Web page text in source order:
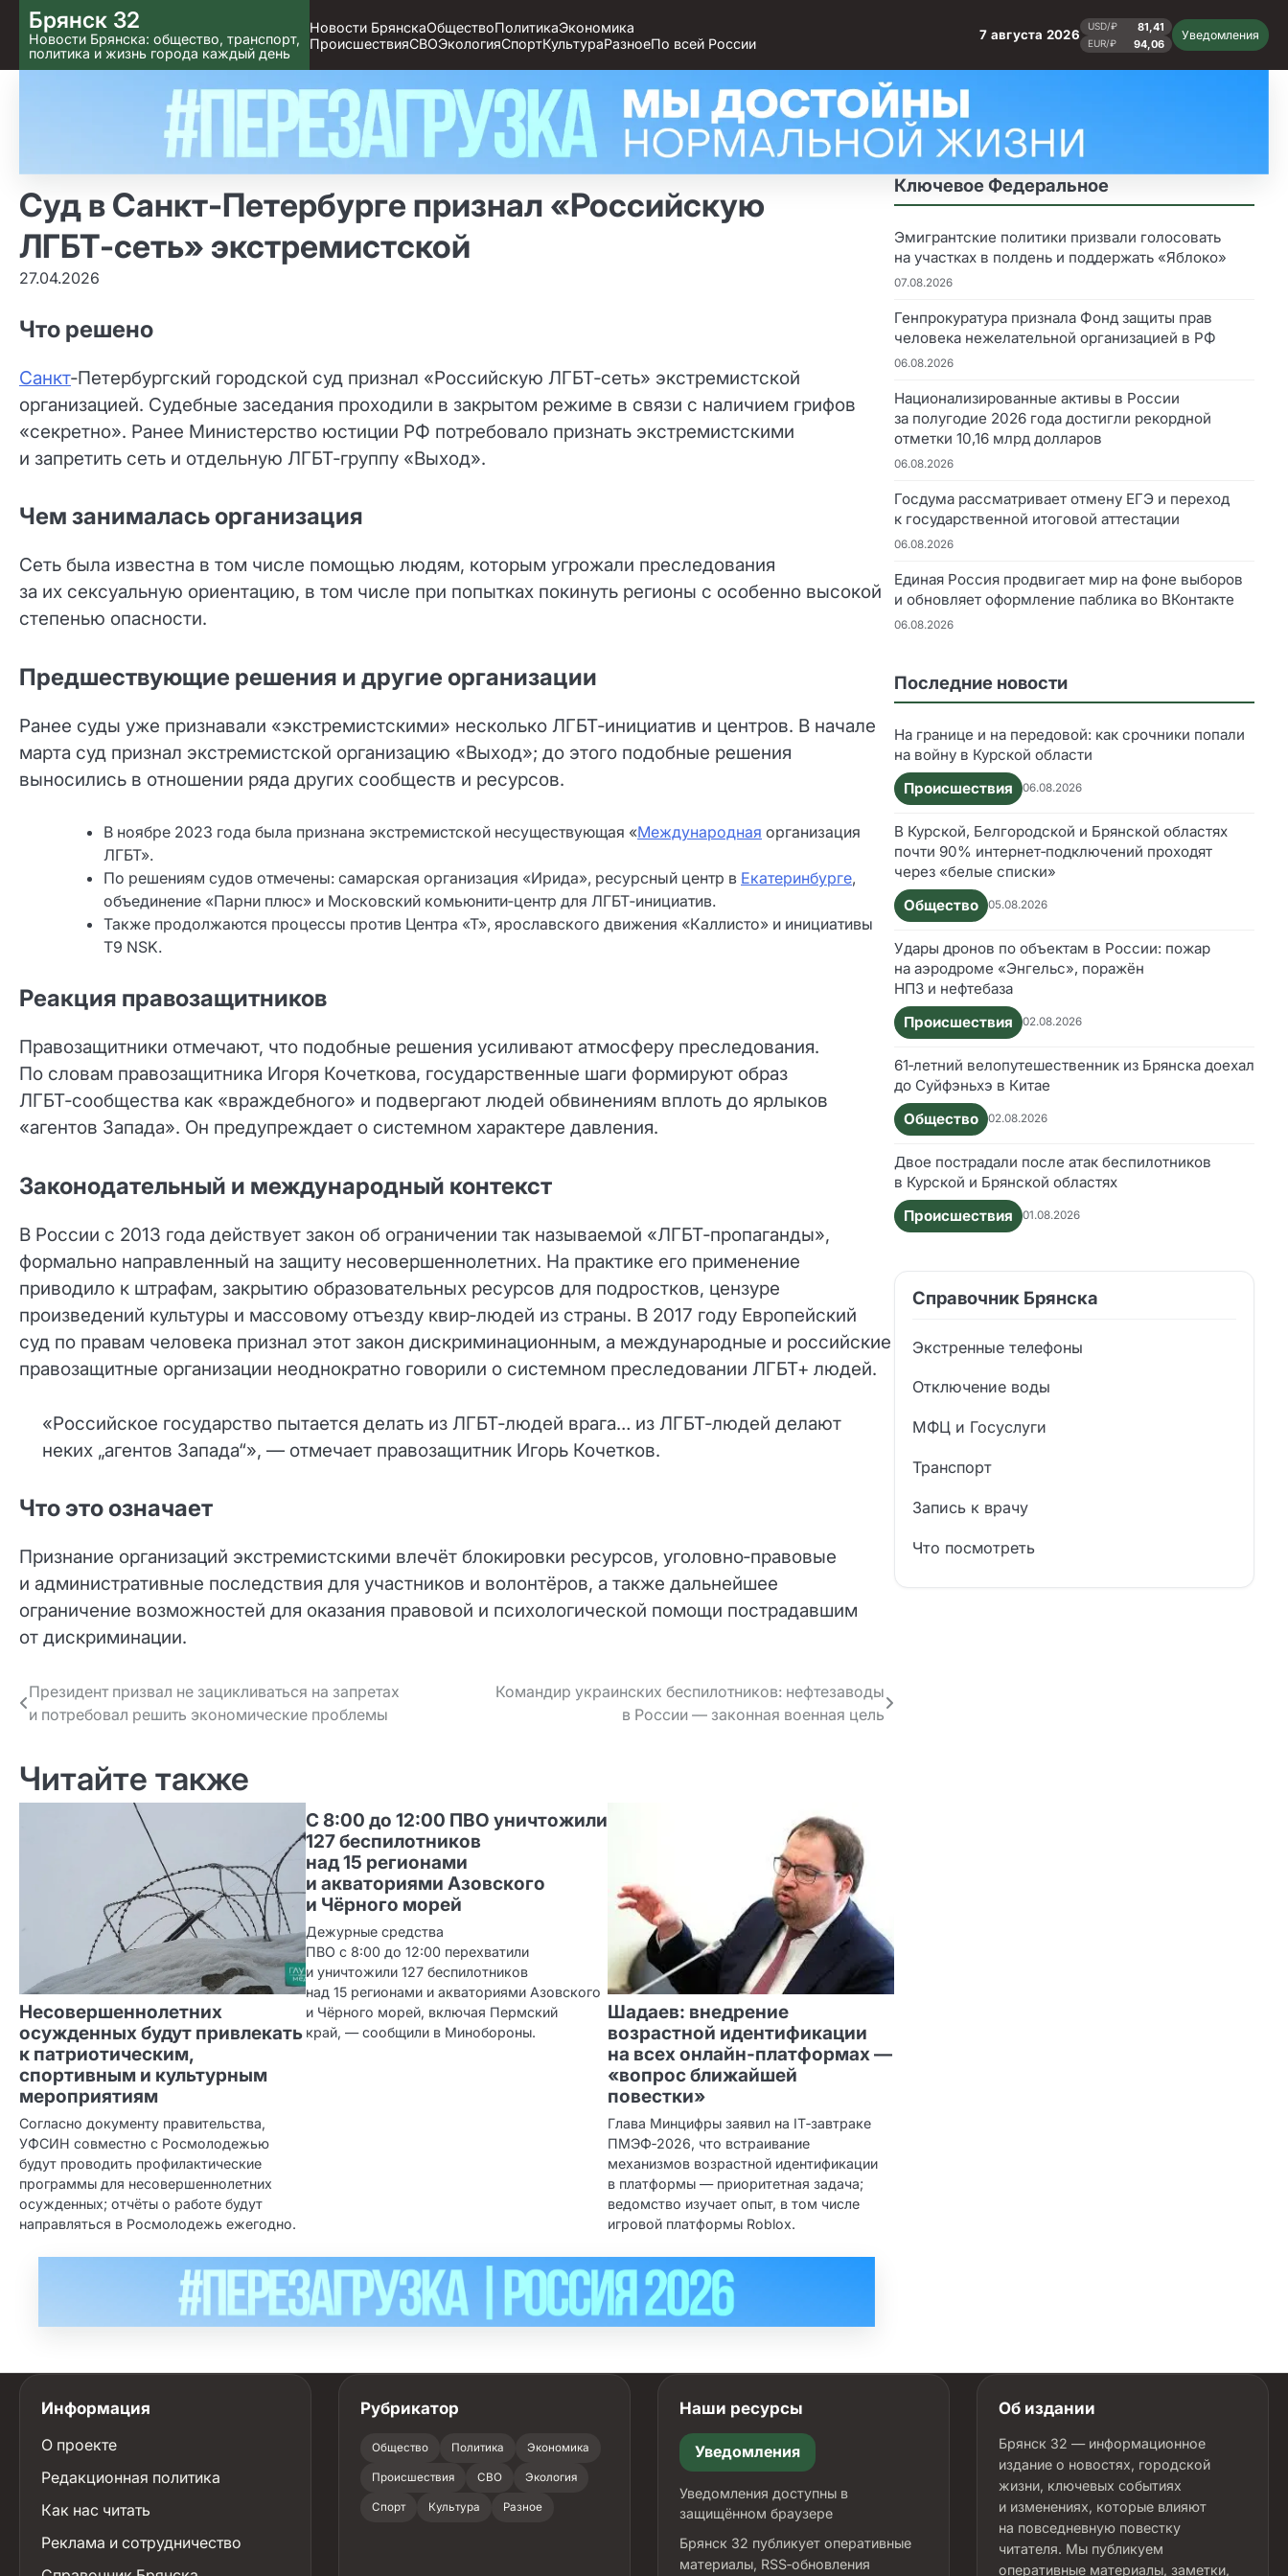
Skip
to content
Брянск 32
Новости Брянска: общество, транспорт,
политика и жизнь города каждый день
Новости БрянскаОбществоПолитикаЭкономика
ПроисшествияСВОЭкологияСпортКультураРазноеПо всей России
7 августа 2026
USD/₽ 81,41
EUR/₽ 94,06
Уведомления
Суд в Санкт‑Петербурге признал «Российскую
ЛГБТ‑сеть» экстремистской
27.04.2026
Что решено
Санкт‑Петербургский городской суд признал «Российскую ЛГБТ‑сеть» экстремистской
организацией. Судебные заседания проходили в закрытом режиме в связи с наличием грифов
«секретно». Ранее Министерство юстиции РФ потребовало признать экстремистскими
и запретить сеть и отдельную ЛГБТ‑группу «Выход».
Чем занималась организация
Сеть была известна в том числе помощью людям, которым угрожали преследования
за их сексуальную ориентацию, в том числе при попытках покинуть регионы с особенно высокой
степенью опасности.
Предшествующие решения и другие организации
Ранее суды уже признавали «экстремистскими» несколько ЛГБТ‑инициатив и центров. В начале
марта суд признал экстремистской организацию «Выход»; до этого подобные решения
выносились в отношении ряда других сообществ и ресурсов.
В ноябре 2023 года была признана экстремистской несуществующая «Международная организация
ЛГБТ».
По решениям судов отмечены: самарская организация «Ирида», ресурсный центр в Екатеринбурге,
объединение «Парни плюс» и Московский комьюнити‑центр для ЛГБТ‑инициатив.
Также продолжаются процессы против Центра «Т», ярославского движения «Каллисто» и инициативы
T9 NSK.
Реакция правозащитников
Правозащитники отмечают, что подобные решения усиливают атмосферу преследования.
По словам правозащитника Игоря Кочеткова, государственные шаги формируют образ
ЛГБТ‑сообщества как «враждебного» и подвергают людей обвинениям вплоть до ярлыков
«агентов Запада». Он предупреждает о системном характере давления.
Законодательный и международный контекст
В России с 2013 года действует закон об ограничении так называемой «ЛГБТ‑пропаганды»,
формально направленный на защиту несовершеннолетних. На практике его применение
приводило к штрафам, закрытию образовательных ресурсов для подростков, цензуре
произведений культуры и массовому отъезду квир‑людей из страны. В 2017 году Европейский
суд по правам человека признал этот закон дискриминационным, а международные и российские
правозащитные организации неоднократно говорили о системном преследовании ЛГБТ+ людей.
«Российское государство пытается делать из ЛГБТ‑людей врага… из ЛГБТ‑людей делают
неких „агентов Запада“», — отмечает правозащитник Игорь Кочетков.
Что это означает
Признание организаций экстремистскими влечёт блокировки ресурсов, уголовно‑правовые
и административные последствия для участников и волонтёров, а также дальнейшее
ограничение возможностей для оказания правовой и психологической помощи пострадавшим
от дискриминации.
Навигация
по записям
Президент призвал не зацикливаться на запретах
и потребовал решить экономические проблемы
Командир украинских беспилотников: нефтезаводы
в России — законная военная цель
Читайте также
Несовершеннолетних
осужденных будут привлекать
к патриотическим,
спортивным и культурным
мероприятиям
Согласно документу правительства,
УФСИН совместно с Росмолодежью
будут проводить профилактические
программы для несовершеннолетних
осужденных; отчёты о работе будут
направляться в Росмолодежь ежегодно.
С 8:00 до 12:00 ПВО уничтожили
127 беспилотников
над 15 регионами
и акваториями Азовского
и Чёрного морей
Дежурные средства
ПВО с 8:00 до 12:00 перехватили
и уничтожили 127 беспилотников
над 15 регионами и акваториями Азовского
и Чёрного морей, включая Пермский
край, — сообщили в Минобороны.
Шадаев: внедрение
возрастной идентификации
на всех онлайн‑платформах —
«вопрос ближайшей
повестки»
Глава Минцифры заявил на IT‑завтраке
ПМЭФ‑2026, что встраивание
механизмов возрастной идентификации
в платформы — приоритетная задача;
ведомство изучает опыт, в том числе
игровой платформы Roblox.
Ключевое Федеральное
Эмигрантские политики призвали голосовать
на участках в полдень и поддержать «Яблоко»
07.08.2026
Генпрокуратура признала Фонд защиты прав
человека нежелательной организацией в РФ
06.08.2026
Национализированные активы в России
за полугодие 2026 года достигли рекордной
отметки 10,16 млрд долларов
06.08.2026
Госдума рассматривает отмену ЕГЭ и переход
к государственной итоговой аттестации
06.08.2026
Единая Россия продвигает мир на фоне выборов
и обновляет оформление паблика во ВКонтакте
06.08.2026
Последние новости
На границе и на передовой: как срочники попали
на войну в Курской области
Происшествия
06.08.2026
В Курской, Белгородской и Брянской областях
почти 90% интернет‑подключений проходят
через «белые списки»
Общество
05.08.2026
Удары дронов по объектам в России: пожар
на аэродроме «Энгельс», поражён
НПЗ и нефтебаза
Происшествия
02.08.2026
61‑летний велопутешественник из Брянска доехал
до Суйфэньхэ в Китае
Общество
02.08.2026
Двое пострадали после атак беспилотников
в Курской и Брянской областях
Происшествия
01.08.2026
Справочник Брянска
Экстренные телефоны
Отключение воды
МФЦ и Госуслуги
Транспорт
Запись к врачу
Что посмотреть
Информация
О проекте
Редакционная политика
Как нас читать
Реклама и сотрудничество
Рубрикатор
Общество Политика Экономика
Происшествия СВО Экология
Спорт Культура Разное
Наши ресурсы
Уведомления
Уведомления доступны в
защищённом браузере
Брянск 32 публикует оперативные
материалы, RSS‑обновления
Об издании
Брянск 32 — информационное
издание о новостях, городской
жизни, ключевых событиях
и изменениях, которые влияют
на повседневную повестку
читателя. Мы публикуем
оперативные материалы, заметки,